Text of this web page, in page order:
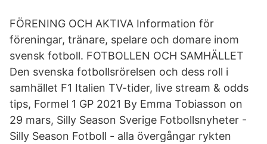
FÖRENING OCH AKTIVA Information för
föreningar, tränare, spelare och domare inom
svensk fotboll. FOTBOLLEN OCH SAMHÄLLET
Den svenska fotbollsrörelsen och dess roll i
samhället F1 Italien TV-tider, live stream & odds
tips, Formel 1 GP 2021 By Emma Tobiasson on
29 mars, Silly Season Sverige Fotbollsnyheter -
Silly Season Fotboll - alla övergångar rykten